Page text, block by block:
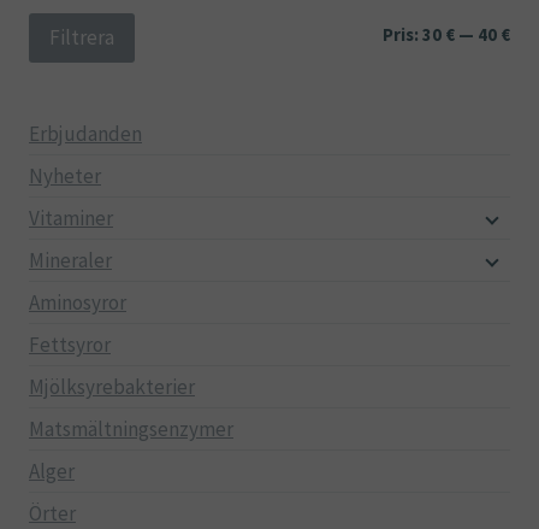
Min
Filtrera Pris: 30 € — 40 €
Erbjudanden
Nyheter
Vitaminer
Mineraler
Aminosyror
Fettsyror
Mjölksyrebakterier
Matsmältningsenzymer
Alger
Örter